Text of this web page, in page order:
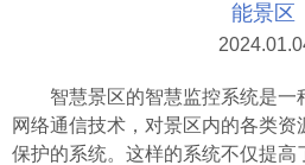
能景区
智慧景区的智慧监控系统是一
网络通信技术，对景区内的各类
保护的系统。这样的系统不仅提高